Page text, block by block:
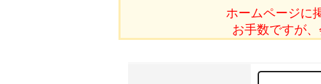
ホームページに
お手数ですが